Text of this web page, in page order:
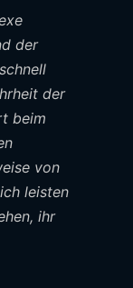
der
der
beim
von
leisten
ihr